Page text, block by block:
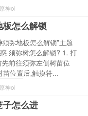
原神ol
板怎么解锁
须弥地板怎么解锁”主题
须弥树怎么解锁? 1. 打
前往须弥左侧树苗位
苗位置后,触摸符...
原神ol
子怎么进